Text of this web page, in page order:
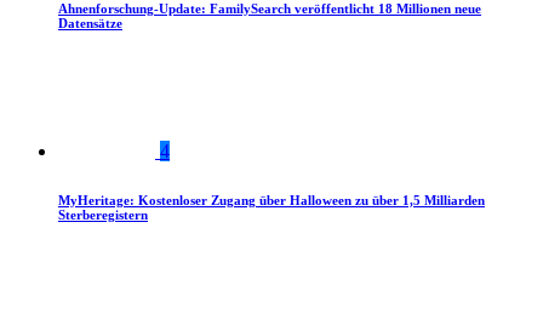
Ahnenforschung-Update: FamilySearch veröffentlicht 18 Millionen neue
Datensätze
4
MyHeritage: Kostenloser Zugang über Halloween zu über 1,5 Milliarden
Sterberegistern